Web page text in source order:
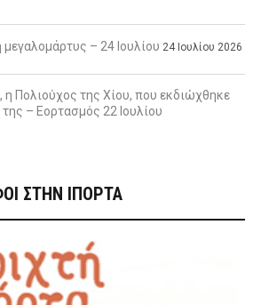
μεγαλομάρτυς – 24 Ιουλίου 24 Ιουλίου 2026
Πολιούχος της Χίου, που εκδιώχθηκε
– Εορτασμός 22 Ιουλίου
ΣΤΗΝ IΠΟΡΤΑ